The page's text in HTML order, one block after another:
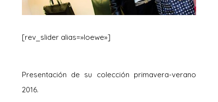
[rev_slider alias=»loewe»]
Presentación de su colección primavera-verano
2016.